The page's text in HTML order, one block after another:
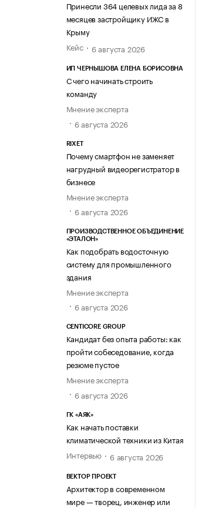
Принесли 364 целевых лида за 8
месяцев застройщику ИЖС в
Крыму
Кейс
6 августа 2026
ИП ЧЕРНЫШОВА ЕЛЕНА БОРИСОВНА
С чего начинать строить
команду
Мнение эксперта
6 августа 2026
RIXET
Почему смартфон не заменяет
нагрудный видеорегистратор в
бизнесе
Мнение эксперта
6 августа 2026
ПРОИЗВОДСТВЕННОЕ ОБЪЕДИНЕНИЕ
«ЭТАЛОН»
Как подобрать водосточную
систему для промышленного
здания
Мнение эксперта
6 августа 2026
CENTICORE GROUP
Кандидат без опыта работы: как
пройти собеседование, когда
резюме пустое
Мнение эксперта
6 августа 2026
ГК «АЯК»
Как начать поставки
климатической техники из Китая
Интервью
6 августа 2026
ВЕКТОР ПРОЕКТ
Архитектор в современном
мире — творец, инженер или